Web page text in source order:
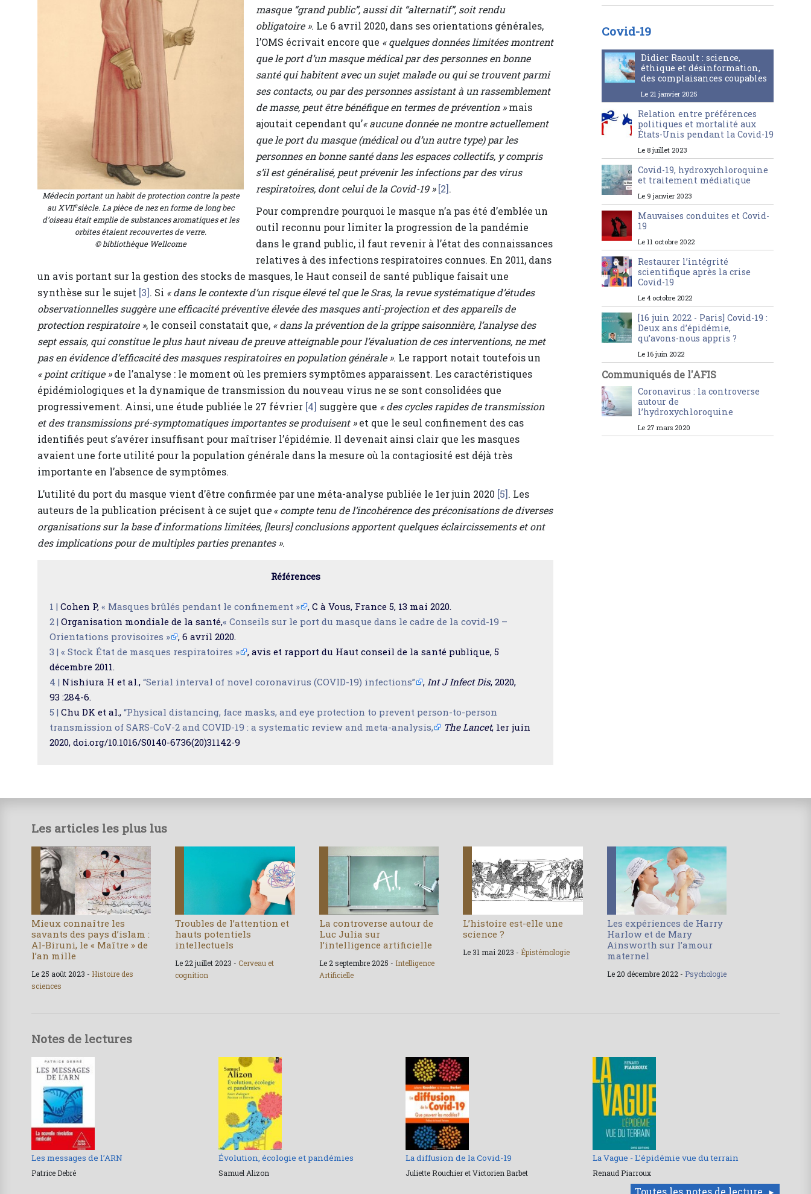
Médecin portant un habit de protection contre la peste
au XVIIesiècle. La pièce de nez en forme de long bec
d’oiseau était emplie de substances aromatiques et les
orbites étaient recouvertes de verre.
© bibliothèque Wellcome
masque “grand public”, aussi dit “alternatif”, soit rendu
obligatoire ». Le 6 avril 2020, dans ses orientations générales,
l’OMS écrivait encore que « quelques données limitées montrent
que le port d’un masque médical par des personnes en bonne
santé qui habitent avec un sujet malade ou qui se trouvent parmi
ses contacts, ou par des personnes assistant à un rassemblement
de masse, peut être bénéfique en termes de prévention »mais
ajoutait cependant qu’« aucune donnée ne montre actuellement
que le port du masque (médical ou d’un autre type) par les
personnes en bonne santé dans les espaces collectifs, y compris
s’il est généralisé, peut prévenir les infections par des virus
respiratoires, dont celui de la Covid-19 » [2].
Pour comprendre pourquoi le masque n’a pas été d’emblée un
outil reconnu pour limiter la progression de la pandémie
dans le grand public, il faut revenir à l’état des connaissances
relatives à des infections respiratoires connues. En 2011, dans
un avis portant sur la gestion des stocks de masques, le Haut conseil de santé publique faisait une
synthèse sur le sujet [3]. Si « dans le contexte d’un risque élevé tel que le Sras, la revue systématique d’études
observationnelles suggère une efficacité préventive élevée des masques anti-projection et des appareils de
protection respiratoire », le conseil constatait que, « dans la prévention de la grippe saisonnière, l’analyse des
sept essais, qui constitue le plus haut niveau de preuve atteignable pour l’évaluation de ces interventions, ne met
pas en évidence d’efficacité des masques respiratoires en population générale ». Le rapport notait toutefois un
« point critique »de l’analyse : le moment où les premiers symptômes apparaissent. Les caractéristiques
épidémiologiques et la dynamique de transmission du nouveau virus ne se sont consolidées que
progressivement. Ainsi, une étude publiée le 27 février [4] suggère que « des cycles rapides de transmission
et des transmissions pré-symptomatiques importantes se produisent »et que le seul confinement des cas
identifiés peut s’avérer insuffisant pour maîtriser l’épidémie. Il devenait ainsi clair que les masques
avaient une forte utilité pour la population générale dans la mesure où la contagiosité est déjà très
importante en l’absence de symptômes.
L’utilité du port du masque vient d’être confirmée par une méta-analyse publiée le 1er juin 2020 [5]. Les
auteurs de la publication précisent à ce sujet que « compte tenu de l’incohérence des préconisations de diverses
organisations sur la base d’informations limitées, [leurs] conclusions apportent quelques éclaircissements et ont
des implications pour de multiples parties prenantes ».
Références
1 | Cohen P, « Masques brûlés pendant le confinement »
, C à Vous, France 5, 13 mai 2020.
2 | Organisation mondiale de la santé,« Conseils sur le port du masque dans le cadre de la covid-19 –
Orientations provisoires »
, 6 avril 2020.
3 | « Stock État de masques respiratoires »
, avis et rapport du Haut conseil de la santé publique, 5
décembre 2011.
4 | Nishiura H et al., “Serial interval of novel coronavirus (COVID-19) infections” , Int J Infect Dis, 2020,
93 :284-6.
5 | Chu DK et al., “Physical distancing, face masks, and eye protection to prevent person-to-person
transmission of SARS-CoV-2 and COVID-19 : a systematic review and meta-analysis,
The Lancet, 1er juin
2020, doi.org/10.1016/S0140-6736(20)31142-9
Covid-19
Didier Raoult : science,
éthique et désinformation,
des complaisances coupables
Le 21 janvier 2025
Relation entre préférences
politiques et mortalité aux
États-Unis pendant la Covid-19
Le 8 juillet 2023
Covid-19, hydroxychloroquine
et traitement médiatique
Le 9 janvier 2023
Mauvaises conduites et Covid-
19
Le 11 octobre 2022
Restaurer l’intégrité
scientifique après la crise
Covid-19
Le 4 octobre 2022
[16 juin 2022 - Paris] Covid-19 :
Deux ans d’épidémie,
qu’avons-nous appris ?
Le 16 juin 2022
Communiqués de l'AFIS
Coronavirus : la controverse
autour de
l’hydroxychloroquine
Le 27 mars 2020
Les articles les plus lus
Mieux connaître les
savants des pays d’islam :
Al-Biruni, le « Maître » de
l’an mille
Le 25 août 2023 - Histoire des
sciences
Troubles de l’attention et
hauts potentiels
intellectuels
Le 22 juillet 2023 -Cerveau et
cognition
La controverse autour de
Luc Julia sur
l’intelligence artificielle
Le 2 septembre 2025 - Intelligence
Artificielle
L’histoire est-elle une
science ?
Le 31 mai 2023 - Épistémologie
Les expériences de Harry
Harlow et de Mary
Ainsworth sur l’amour
maternel
Le 20 décembre 2022 - Psychologie
Notes de lectures
Les messages de l’ARN
Patrice Debré
Évolution, écologie et pandémies
Samuel Alizon
La diffusion de la Covid-19
Juliette Rouchier et Victorien Barbet
La Vague - L’épidémie vue du terrain
Renaud Piarroux
Toutes les notes de lecture